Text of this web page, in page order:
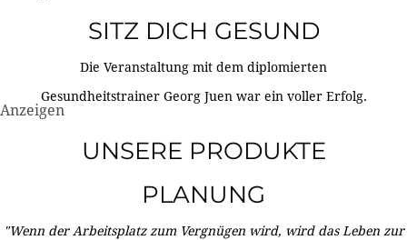
SITZ DICH GESUND
Die Veranstaltung mit dem diplomierten
Gesundheitstrainer Georg Juen war ein voller Erfolg.
Anzeigen
UNSERE PRODUKTE
PLANUNG
"Wenn der Arbeitsplatz zum Vergnügen wird, wird das Leben zur